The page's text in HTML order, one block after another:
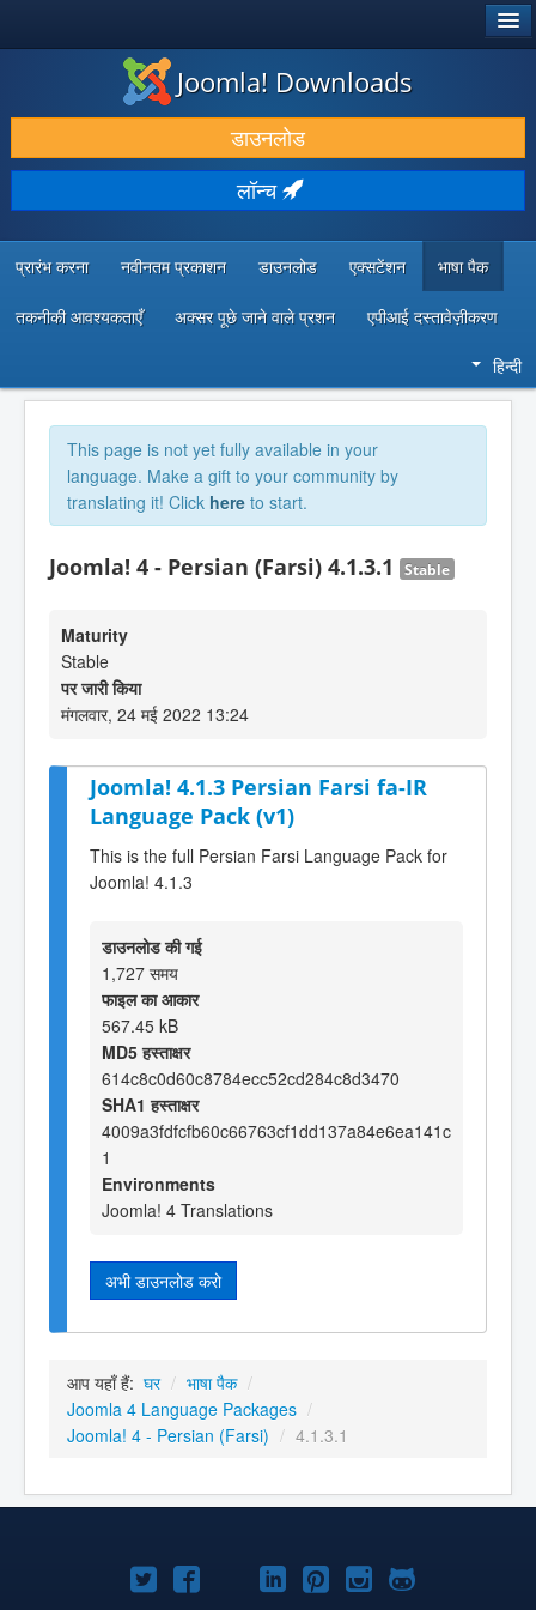
डाउनलोड करें और बढ़ाएं
खोजें और जानें
सामुदायिक समर्थन
डेवलपर संसाधन
Joomla! Downloads
डाउनलोड
लॉन्च
प्रारंभ करना नवीनतम प्रकाशन डाउनलोड एक्सटेंशन भाषा पैक
तकनीकी आवश्यकताएँ अक्सर पूछे जाने वाले प्रशन एपीआई दस्तावेज़ीकरण
हिन्दी
This page is not yet fully available in your
language. Make a gift to your community by
translating it! Click here to start.
Joomla! 4 - Persian (Farsi) 4.1.3.1 Stable
Maturity
Stable
पर जारी किया
मंगलवार, 24 मई 2022 13:24
Joomla! 4.1.3 Persian Farsi fa-IR
Language Pack (v1)
This is the full Persian Farsi Language Pack for
Joomla! 4.1.3
डाउनलोड की गई
1,727 समय
फाइल का आकार
567.45 kB
MD5 हस्ताक्षर
614c8c0d60c8784ecc52cd284c8d3470
SHA1 हस्ताक्षर
4009a3fdfcfb60c66763cf1dd137a84e6ea141c
1
Environments
Joomla! 4 Translations
अभी डाउनलोड करो
आप यहाँ हैं: घर / भाषा पैक /
Joomla 4 Language Packages /
Joomla! 4 - Persian (Farsi) / 4.1.3.1
Joomla!Joomla!Joomla!
Joomla!Joomla!
Joomla!Joomla!